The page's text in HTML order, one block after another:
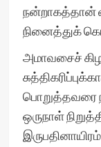
நன்றாகத்தான்
நினைத்துக்
அமாவசைச்
பொறுத்தவரை
ஒருநாள்